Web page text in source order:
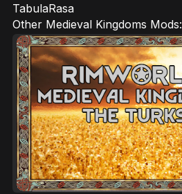
TabulaRasa
Other Medieval Kingdoms Mods: